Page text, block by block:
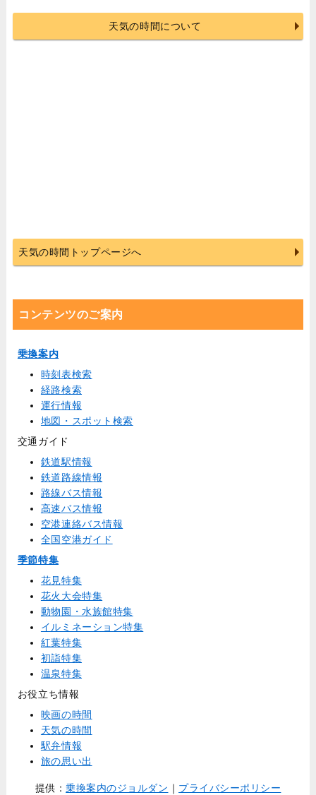
天気の時間について
天気の時間トップページへ
コンテンツのご案内
乗換案内
時刻表検索
経路検索
運行情報
地図・スポット検索
交通ガイド
鉄道駅情報
鉄道路線情報
路線バス情報
高速バス情報
空港連絡バス情報
全国空港ガイド
季節特集
花見特集
花火大会特集
動物園・水族館特集
イルミネーション特集
紅葉特集
初詣特集
温泉特集
お役立ち情報
映画の時間
天気の時間
駅弁情報
旅の思い出
提供：乗換案内のジョルダン ｜ プライバシーポリシー